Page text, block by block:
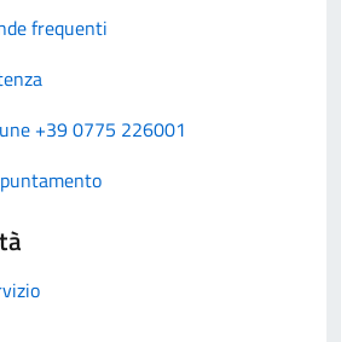
frequenti
+39 0775 226001